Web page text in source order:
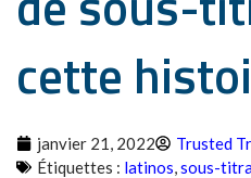
cette
janvier 21, 2022
Trusted
Étiquettes : latinos,sous-